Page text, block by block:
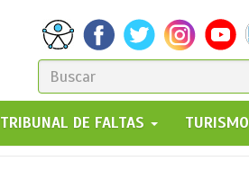
FORMULARIO
DE
BÚSQUEDA
GO!
TRIBUNAL DE FALTAS TURISMO